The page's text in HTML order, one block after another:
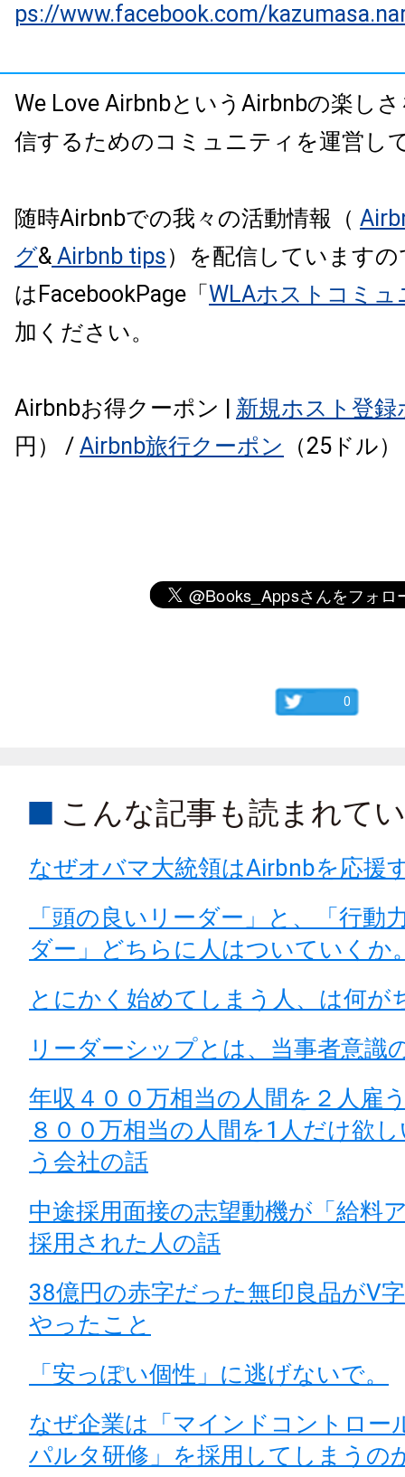
ps://www.facebook.com/
We Love AirbnbというAirbnbの楽し
信するためのコミュニティを運営し
随時Airbnbでの我々の活動情報（
グ& Airbnb tips）を配信しています
はFacebookPage「 WLAホストコミュ
加ください。
Airbnbお得クーポン | 新規ホスト登録
円） / Airbnb旅行クーポン （25ドル）
0
こんな記事も読まれて
なぜオバマ大統領はAirbnbを応援
「頭の良いリーダー」と、「行動
ダー」どちらに人はついていくか
とにかく始めてしまう人、は何が
リーダーシップとは、当事者意識
年収４００万相当の人間を２人雇
８００万相当の人間を1人だけ欲
う会社の話
中途採用面接の志望動機が「給料
採用された人の話
38億円の赤字だった無印良品がV
やったこと
「安っぽい個性」に逃げないで。
なぜ企業は「マインドコントロー
パルタ研修」を採用してしまうの